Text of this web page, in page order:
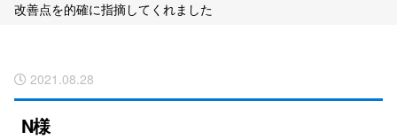
改善点を的確に指摘してくれました
2021.08.28
WEB集客
SEO対策
N様